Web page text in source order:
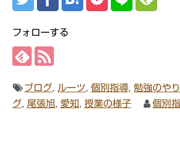
フォローする
ブログ ルーツ ,個別指導 ,勉強のや
グ, 尾張旭, 愛知 授業の様子 個別